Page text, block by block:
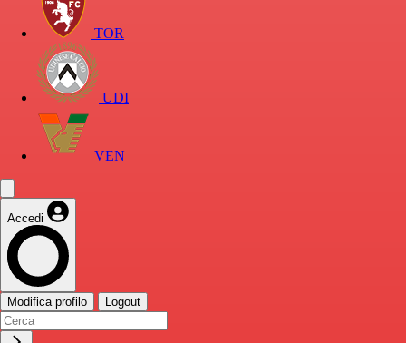
TOR
UDI
VEN
Accedi
Modifica profilo Logout